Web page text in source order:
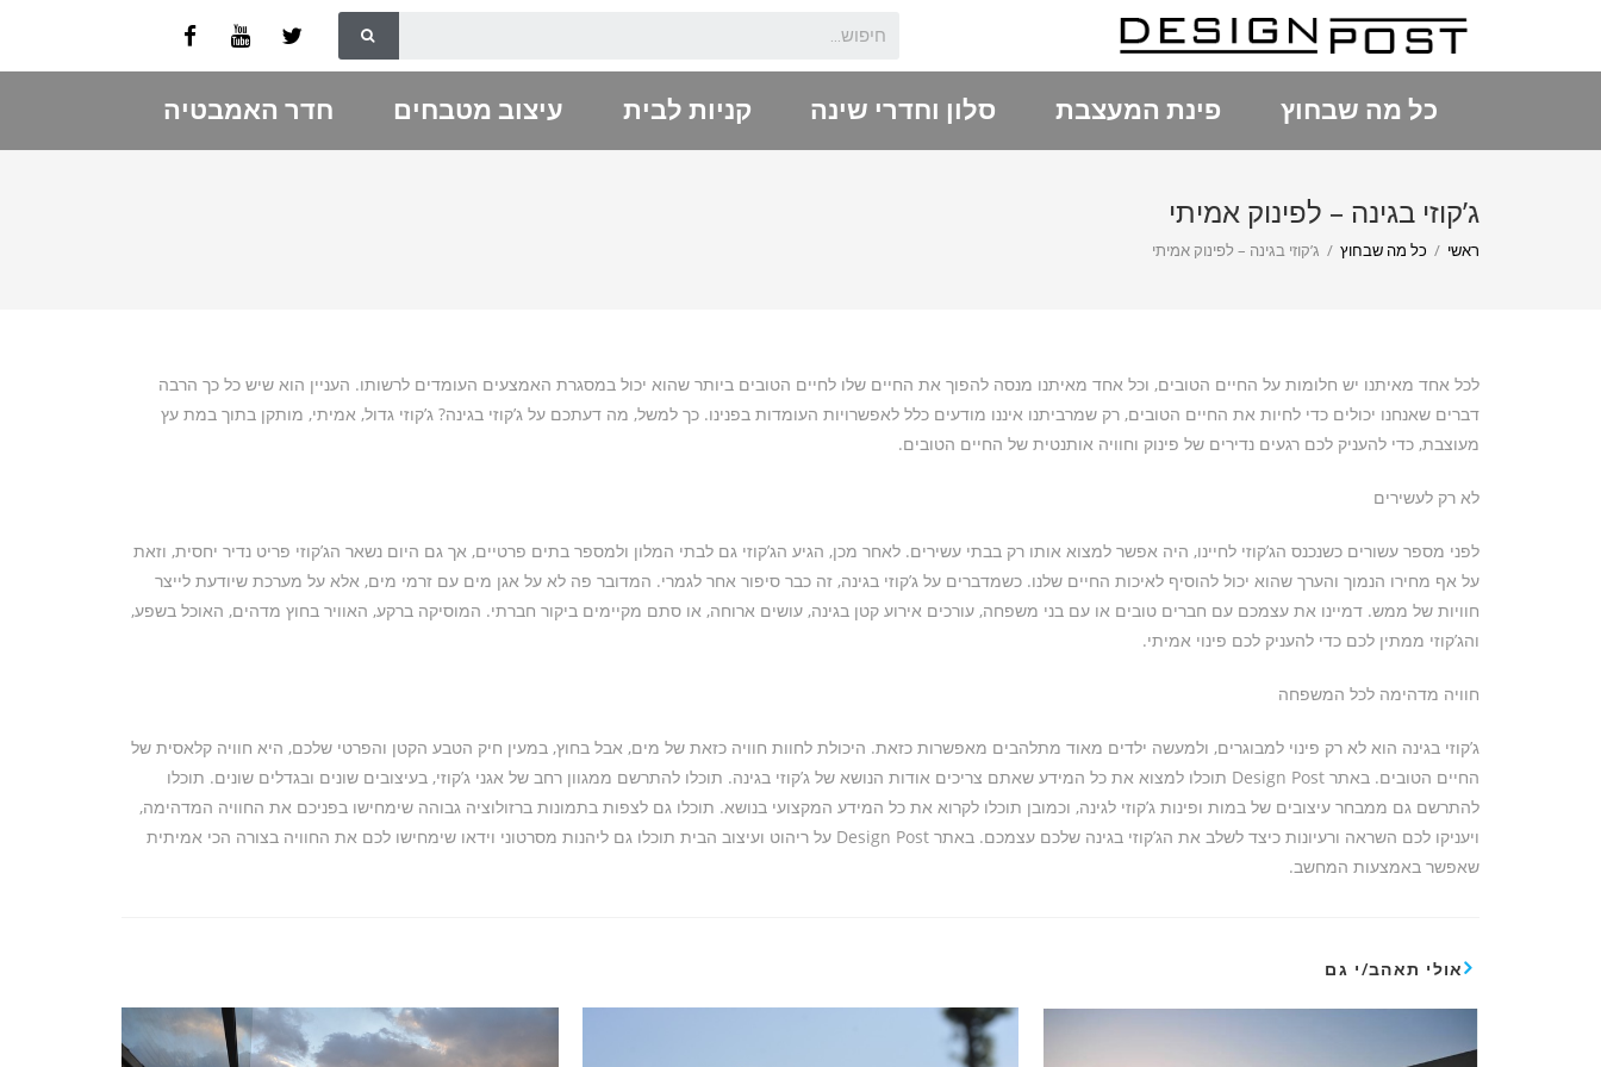
כל מה שבחוץ פינת המעצבת סלון וחדרי שינה קניות לבית עיצוב מטבחים חדר האמבטיה
ג’קוזי בגינה – לפינוק אמיתי
ראשי / כל מה שבחוץ / ג’קוזי בגינה – לפינוק אמיתי
לכל אחד מאיתנו יש חלומות על החיים הטובים, וכל אחד מאיתנו מנסה להפוך את החיים שלו לחיים הטובים ביותר שהוא יכול במסגרת האמצעים העומדים לרשותו. העניין הוא שיש כל כך הרבה
דברים שאנחנו יכולים כדי לחיות את החיים הטובים, רק שמרביתנו איננו מודעים כלל לאפשרויות העומדות בפנינו. כך למשל, מה דעתכם על ג’קוזי בגינה? ג’קוזי גדול, אמיתי, מותקן בתוך במת עץ
מעוצבת, כדי להעניק לכם רגעים נדירים של פינוק וחוויה אותנטית של החיים הטובים.
לא רק לעשירים
לפני מספר עשורים כשנכנס הג’קוזי לחיינו, היה אפשר למצוא אותו רק בבתי עשירים. לאחר מכן, הגיע הג’קוזי גם לבתי המלון ולמספר בתים פרטיים, אך גם היום נשאר הג’קוזי פריט נדיר יחסית, וזאת
על אף מחירו הנמוך והערך שהוא יכול להוסיף לאיכות החיים שלנו. כשמדברים על ג’קוזי בגינה, זה כבר סיפור אחר לגמרי. המדובר פה לא על אגן מים עם זרמי מים, אלא על מערכת שיודעת לייצר
חוויות של ממש. דמיינו את עצמכם עם חברים טובים או עם בני משפחה, עורכים אירוע קטן בגינה, עושים ארוחה, או סתם מקיימים ביקור חברתי. המוסיקה ברקע, האוויר בחוץ מדהים, האוכל בשפע,
והג’קוזי ממתין לכם כדי להעניק לכם פינוי אמיתי.
חוויה מדהימה לכל המשפחה
ג’קוזי בגינה הוא לא רק פינוי למבוגרים, ולמעשה ילדים מאוד מתלהבים מאפשרות כזאת. היכולת לחוות חוויה כזאת של מים, אבל בחוץ, במעין חיק הטבע הקטן והפרטי שלכם, היא חוויה קלאסית של
החיים הטובים. באתר Design Post תוכלו למצוא את כל המידע שאתם צריכים אודות הנושא של ג’קוזי בגינה. תוכלו להתרשם ממגוון רחב של אגני ג’קוזי, בעיצובים שונים ובגדלים שונים. תוכלו
להתרשם גם ממבחר עיצובים של במות ופינות ג’קוזי לגינה, וכמובן תוכלו לקרוא את כל המידע המקצועי בנושא. תוכלו גם לצפות בתמונות ברזולוציה גבוהה שימחישו בפניכם את החוויה המדהימה,
ויעניקו לכם השראה ורעיונות כיצד לשלב את הג’קוזי בגינה שלכם עצמכם. באתר Design Post על ריהוט ועיצוב הבית תוכלו גם ליהנות מסרטוני וידאו שימחישו לכם את החוויה בצורה הכי אמיתית
שאפשר באמצעות המחשב.
אולי תאהב/י גם